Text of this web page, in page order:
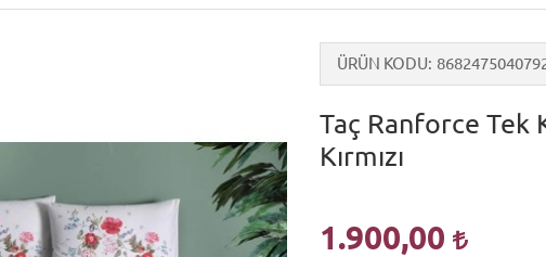
ÜRÜN KODU
Taç Ranforce Tek
Kırmızı
1.900,00